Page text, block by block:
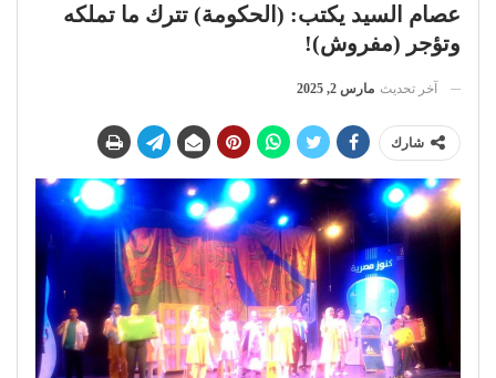
عصام السيد يكتب: (الحكومة) تترك ما تملكه
وتؤجر (مفروش)!
آخر تحديث مارس 2, 2025
شارك